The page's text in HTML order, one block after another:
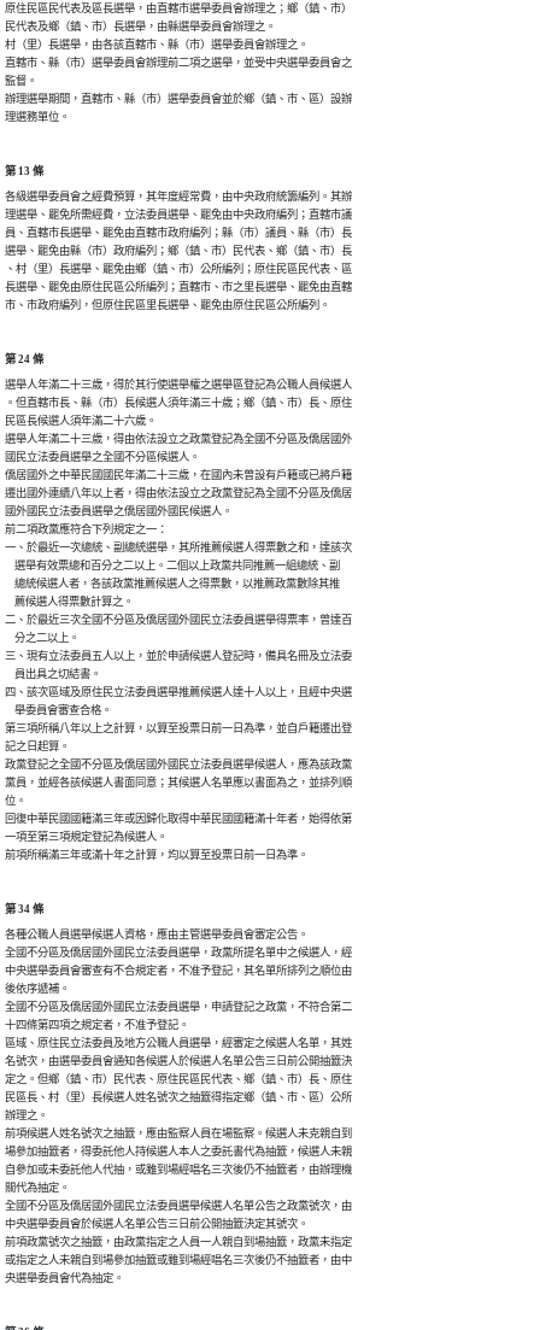
原住民區民代表及區長選舉，由直轄市選舉委員會辦理之；鄉（鎮、市）
民代表及鄉（鎮、市）長選舉，由縣選舉委員會辦理之。
村（里）長選舉，由各該直轄市、縣（市）選舉委員會辦理之。
直轄市、縣（市）選舉委員會辦理前二項之選舉，並受中央選舉委員會之
監督。
辦理選舉期間，直轄市、縣（市）選舉委員會並於鄉（鎮、市、區）設辦
理選務單位。
第 13 條
各級選舉委員會之經費預算，其年度經常費，由中央政府統籌編列。其辦
理選舉、罷免所需經費，立法委員選舉、罷免由中央政府編列；直轄市議
員、直轄市長選舉、罷免由直轄市政府編列；縣（市）議員、縣（市）長
選舉、罷免由縣（市）政府編列；鄉（鎮、市）民代表、鄉（鎮、市）長
、村（里）長選舉、罷免由鄉（鎮、市）公所編列；原住民區民代表、區
長選舉、罷免由原住民區公所編列；直轄市、市之里長選舉、罷免由直轄
市、市政府編列，但原住民區里長選舉、罷免由原住民區公所編列。
第 24 條
選舉人年滿二十三歲，得於其行使選舉權之選舉區登記為公職人員候選人
。但直轄市長、縣（市）長候選人須年滿三十歲；鄉（鎮、市）長、原住
民區長候選人須年滿二十六歲。
選舉人年滿二十三歲，得由依法設立之政黨登記為全國不分區及僑居國外
國民立法委員選舉之全國不分區候選人。
僑居國外之中華民國國民年滿二十三歲，在國內未曾設有戶籍或已將戶籍
遷出國外連續八年以上者，得由依法設立之政黨登記為全國不分區及僑居
國外國民立法委員選舉之僑居國外國民候選人。
前二項政黨應符合下列規定之一：
一、於最近一次總統、副總統選舉，其所推薦候選人得票數之和，達該次
    選舉有效票總和百分之二以上。二個以上政黨共同推薦一組總統、副
    總統候選人者，各該政黨推薦候選人之得票數，以推薦政黨數除其推
    薦候選人得票數計算之。
二、於最近三次全國不分區及僑居國外國民立法委員選舉得票率，曾達百
    分之二以上。
三、現有立法委員五人以上，並於申請候選人登記時，備具名冊及立法委
    員出具之切結書。
四、該次區域及原住民立法委員選舉推薦候選人達十人以上，且經中央選
    舉委員會審查合格。
第三項所稱八年以上之計算，以算至投票日前一日為準，並自戶籍遷出登
記之日起算。
政黨登記之全國不分區及僑居國外國民立法委員選舉候選人，應為該政黨
黨員，並經各該候選人書面同意；其候選人名單應以書面為之，並排列順
位。
回復中華民國國籍滿三年或因歸化取得中華民國國籍滿十年者，始得依第
一項至第三項規定登記為候選人。
前項所稱滿三年或滿十年之計算，均以算至投票日前一日為準。
第 34 條
各種公職人員選舉候選人資格，應由主管選舉委員會審定公告。
全國不分區及僑居國外國民立法委員選舉，政黨所提名單中之候選人，經
中央選舉委員會審查有不合規定者，不准予登記，其名單所排列之順位由
後依序遞補。
全國不分區及僑居國外國民立法委員選舉，申請登記之政黨，不符合第二
十四條第四項之規定者，不准予登記。
區域、原住民立法委員及地方公職人員選舉，經審定之候選人名單，其姓
名號次，由選舉委員會通知各候選人於候選人名單公告三日前公開抽籤決
定之。但鄉（鎮、市）民代表、原住民區民代表、鄉（鎮、市）長、原住
民區長、村（里）長候選人姓名號次之抽籤得指定鄉（鎮、市、區）公所
辦理之。
前項候選人姓名號次之抽籤，應由監察人員在場監察。候選人未克親自到
場參加抽籤者，得委託他人持候選人本人之委託書代為抽籤，候選人未親
自參加或未委託他人代抽，或雖到場經唱名三次後仍不抽籤者，由辦理機
關代為抽定。
全國不分區及僑居國外國民立法委員選舉候選人名單公告之政黨號次，由
中央選舉委員會於候選人名單公告三日前公開抽籤決定其號次。
前項政黨號次之抽籤，由政黨指定之人員一人親自到場抽籤，政黨未指定
或指定之人未親自到場參加抽籤或雖到場經唱名三次後仍不抽籤者，由中
央選舉委員會代為抽定。